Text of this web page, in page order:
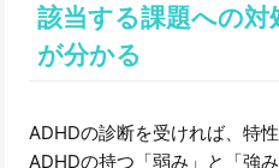
該当する課題への
が分かる
ADHDの診断を受ければ、特
ADHDの持つ「弱み」と「強み